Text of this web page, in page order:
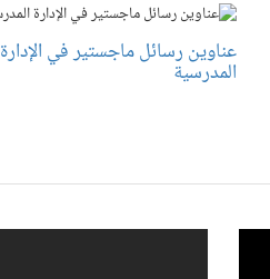
عناوين رسائل ماجستير في الإدارة
المدرسية